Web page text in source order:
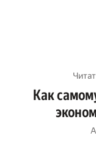
Как